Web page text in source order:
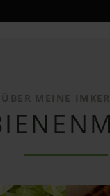
MEINE